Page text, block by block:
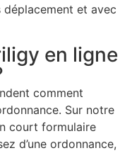
et avec
en ligne
comment
Sur notre
court formulaire
d’une ordonnance,